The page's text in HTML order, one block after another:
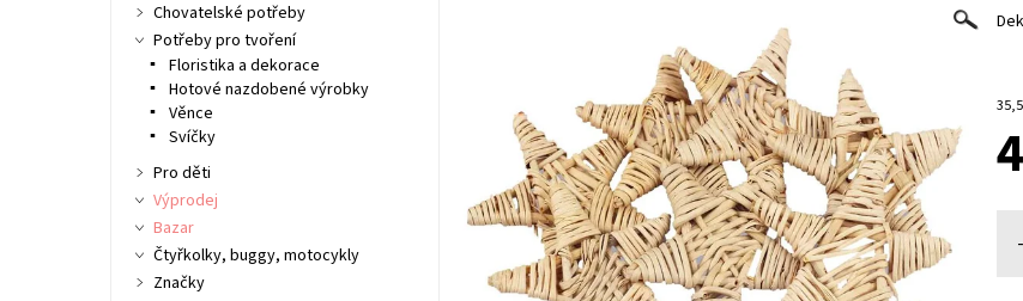
-
Chovatelské potřeby
Potřeby pro tvoření
Floristika a dekorace
Hotové nazdobené výrobky
Věnce
Svíčky
Pro děti
Výprodej
Bazar
Čtyřkolky, buggy, motocykly
Značky